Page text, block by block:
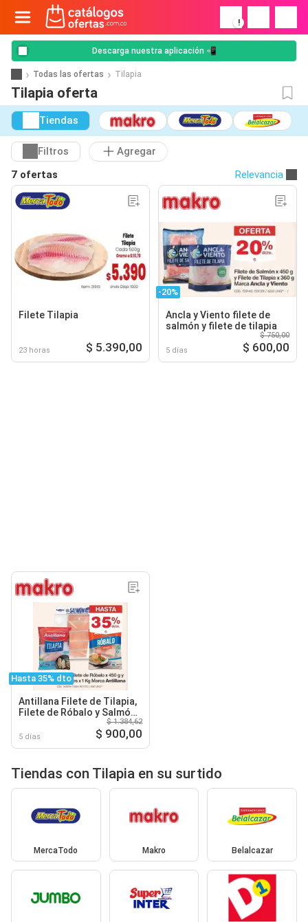
!
Descarga nuestra aplicación 📲
Todas las ofertas Tilapia
Tilapia oferta
Tiendas
Filtros
Agregar
7 ofertas
Relevancia
Filete Tilapia
23 horas $ 5.390,00
-20%
Ancla y Viento filete de
salmón y filete de tilapia
5 días
$ 750,00
$ 600,00
Hasta 35% dto
Antillana Filete de Tilapia,
Filete de Róbalo y Salmón
5 días
$ 1.384,62
$ 900,00
Tiendas con Tilapia en su surtido
MercaTodo Makro Belalcazar